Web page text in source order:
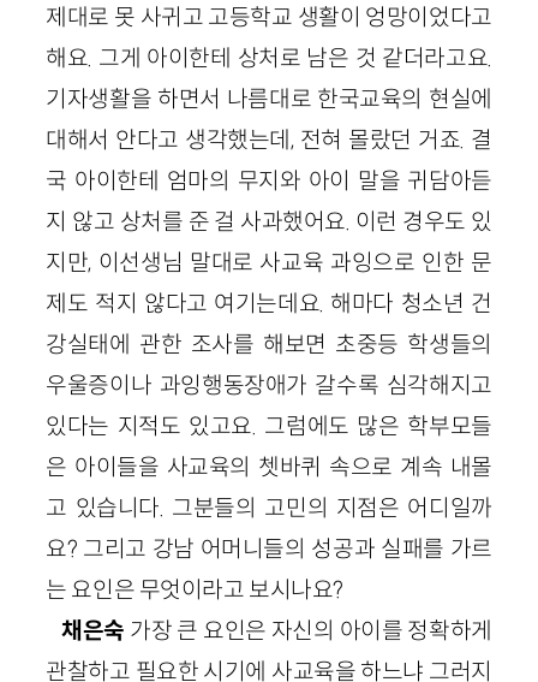
제대로 못 사귀고 고등학교 생활이 엉망이었다고
해요. 그게 아이한테 상처로 남은 것 같더라고요.
기자생활을 하면서 나름대로 한국교육의 현실에
대해서 안다고 생각했는데, 전혀 몰랐던 거죠. 결
국 아이한테 엄마의 무지와 아이 말을 귀담아듣
지 않고 상처를 준 걸 사과했어요. 이런 경우도 있
지만, 이선생님 말대로 사교육 과잉으로 인한 문
제도 적지 않다고 여기는데요. 해마다 청소년 건
강실태에 관한 조사를 해보면 초중등 학생들의
우울증이나 과잉행동장애가 갈수록 심각해지고
있다는 지적도 있고요. 그럼에도 많은 학부모들
은 아이들을 사교육의 쳇바퀴 속으로 계속 내몰
고 있습니다. 그분들의 고민의 지점은 어디일까
요? 그리고 강남 어머니들의 성공과 실패를 가르
는 요인은 무엇이라고 보시나요?
채은숙 가장 큰 요인은 자신의 아이를 정확하게
관찰하고 필요한 시기에 사교육을 하느냐 그러지